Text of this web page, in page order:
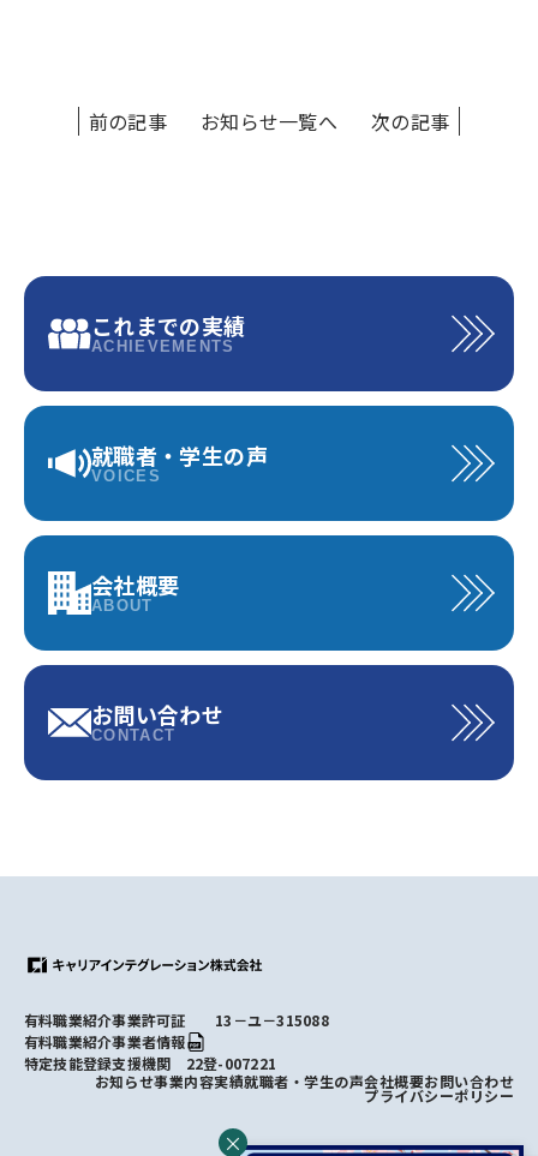
前の記事 お知らせ一覧へ 次の記事
×
これまでの実績
ACHIEVEMENTS
就職者・学生の声
VOICES
会社概要
ABOUT
お問い合わせ
CONTACT
有料職業紹介事業許可証 13－ユ－315088
有料職業紹介事業者情報
特定技能登録支援機関 22登-007221
お知らせ事業内容実績就職者・学生の声会社概要お問い合わせ
プライバシーポリシー